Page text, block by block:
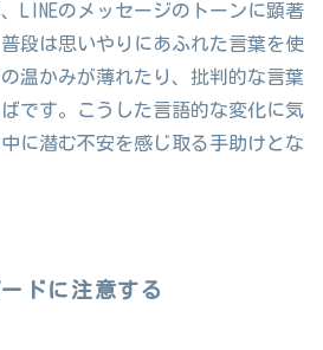
LINEのメッセージのトーンに顕著
段は思いやりにあふれた言葉を使
温かみが薄れたり、批判的な言葉
です。こうした言語的な変化に気
に潜む不安を感じ取る手助けとな
ドに注意する